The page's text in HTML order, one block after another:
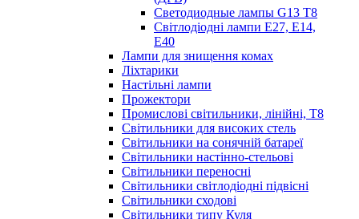
Светодиодные лампы G13 Т8
Світлодіодні лампи E27, E14,
E40
Лампи для знищення комах
Ліхтарики
Настільні лампи
Прожектори
Промислові світильники, лінійні, Т8
Світильники для високих стель
Світильники на сонячній батареї
Світильники настінно-стельові
Світильники переносні
Світильники світлодіодні підвісні
Світильники сходові
Світильники типу Куля